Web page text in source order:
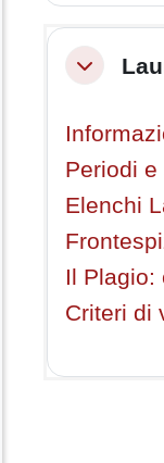
Minimizza
Periodi
Elenchi
Il Plagio:
Criteri di